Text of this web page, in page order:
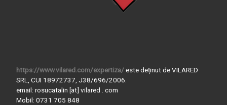
https://www.vilared.com/expertiza/este deținut de VILARED
SRL, CUI 18972737, J38/696/2006.
email: rosucatalin [at] vilared . com
Mobil: 0731 705 848